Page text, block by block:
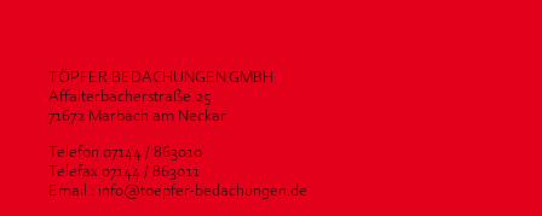
TÖPFER BEDACHUNGEN GMBH
Affalterbacherstraße 25
71672 Marbach am Neckar
Telefon 07144 / 863010
Telefax 07144 / 863011
Email : info@toepfer-bedachungen.de